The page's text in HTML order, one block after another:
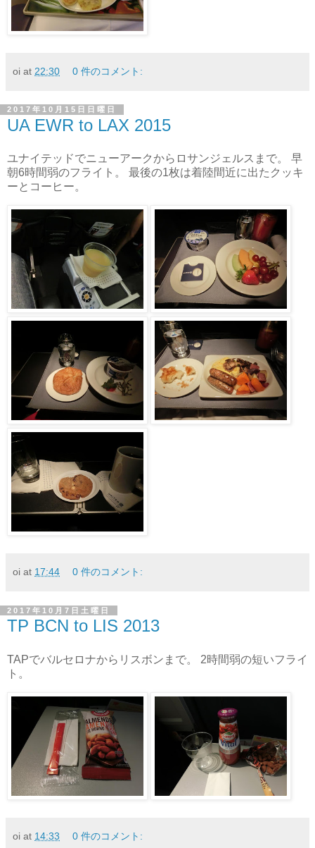
oi at 22:30 0 件のコメント:
2017年10月15日日曜日
UA EWR to LAX 2015
ユナイテッドでニューアークからロサンジェルスまで。 早
朝6時間弱のフライト。 最後の1枚は着陸間近に出たクッキ
ーとコーヒー。
oi at 17:44 0 件のコメント:
2017年10月7日土曜日
TP BCN to LIS 2013
TAPでバルセロナからリスボンまで。 2時間弱の短いフライ
ト。
oi at 14:33 0 件のコメント: